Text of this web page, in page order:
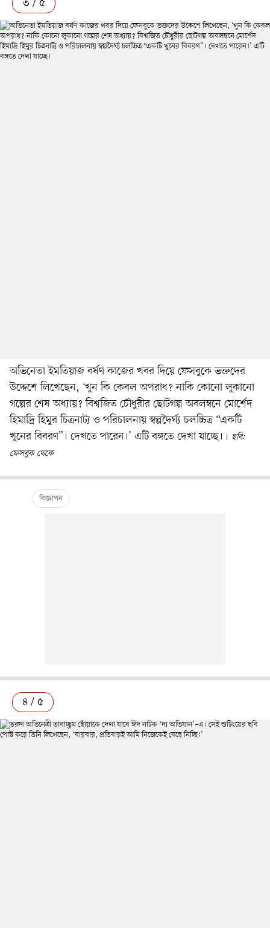
অভিনেতা ইমতিয়াজ বর্ষণ কাজের খবর দিয়ে ফেসবুকে ভক্তদের
উদ্দেশে লিখেছেন, ‘খুন কি কেবল অপরাধ? নাকি কোনো লুকানো
গল্পের শেষ অধ্যায়? বিশ্বজিত চৌধুরীর ছোটগল্প অবলম্বনে মোর্শেদ
হিমাদ্রি হিমুর চিত্রনাট্য ও পরিচালনায় স্বল্পদৈর্ঘ্য চলচ্চিত্র “একটি
খুনের বিবরণ”। দেখতে পারেন।’ এটি বঙ্গতে দেখা যাচ্ছে।
ছবি:
ফেসবুক থেকে
৪ / ৫